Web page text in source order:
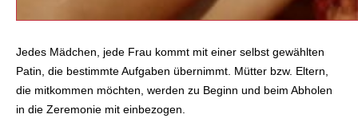
Jedes Mädchen, jede Frau kommt mit einer selbst gewählten
Patin, die bestimmte Aufgaben übernimmt. Mütter bzw. Eltern,
die mitkommen möchten, werden zu Beginn und beim Abholen
in die Zeremonie mit einbezogen.